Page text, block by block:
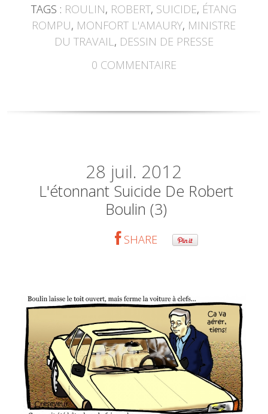
TAGS : ROULIN, ROBERT, SUICIDE, ÉTANG
ROMPU, MONFORT L'AMAURY, MINISTRE
DU TRAVAIL, DESSIN DE PRESSE
0 COMMENTAIRE
28 juil. 2012
L'étonnant Suicide De Robert
Boulin (3)
SHARE